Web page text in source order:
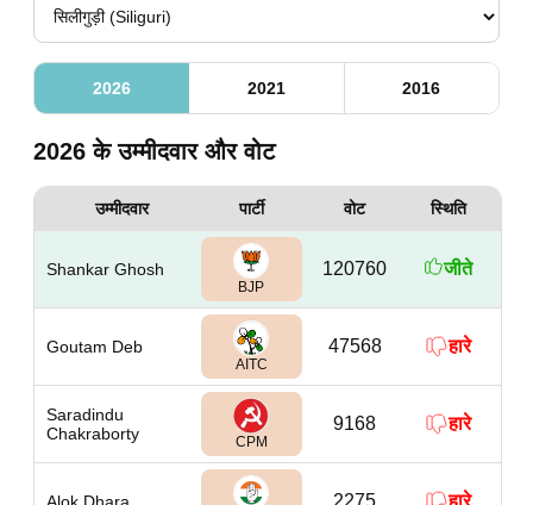
2026 2021 2016
2026 के उम्मीदवार और वोट
उम्मीदवार पार्टी वोट स्थिति
Shankar Ghosh
BJP
120760 जीते
Goutam Deb
AITC
47568 हारे
Saradindu
Chakraborty
CPM
9168 हारे
2275 हारे